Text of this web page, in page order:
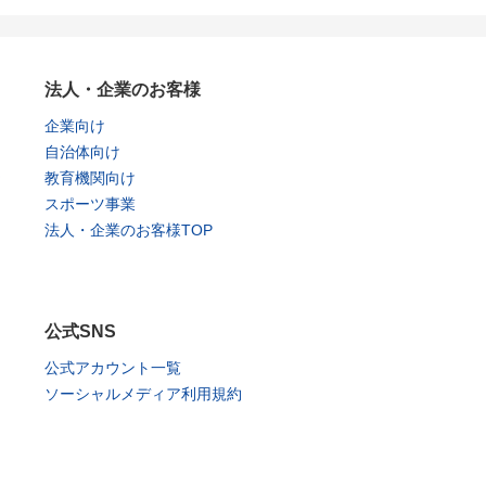
法人・企業のお客様
企業向け
自治体向け
教育機関向け
スポーツ事業
法人・企業のお客様TOP
公式SNS
公式アカウント一覧
ソーシャルメディア利用規約